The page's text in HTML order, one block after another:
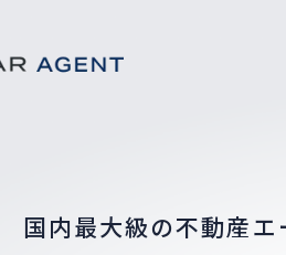
国内最大級の不動産